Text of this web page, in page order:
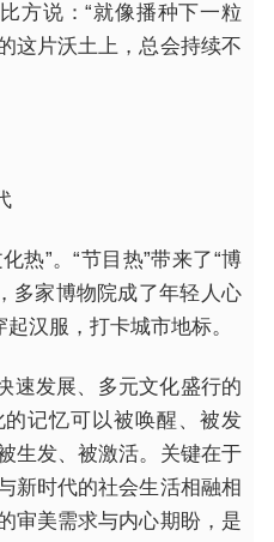
方说：“就像播种下一粒
这片沃土上，总会持续不
热”。“节目热”带来了“博
多家博物院成了年轻人心
汉服，打卡城市地标。
速发展、多元文化盛行的
记忆可以被唤醒、被发
生发、被激活。关键在于
新时代的社会生活相融相
审美需求与内心期盼，是